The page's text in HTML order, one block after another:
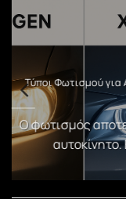
Τύποι Φωτισμού για
Ο φωτισμός